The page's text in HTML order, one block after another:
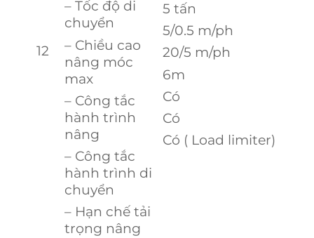
12
– Tốc độ di
chuyển
– Chiều cao
nâng móc
max
– Công tắc
hành trình
nâng
– Công tắc
hành trình di
chuyển
– Hạn chế tải
trọng nâng
5 tấn
5/0.5 m/ph
20/5 m/ph
6m
Có
Có
Có ( Load limiter)